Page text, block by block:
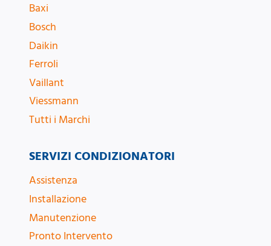
Baxi
Bosch
Daikin
Ferroli
Vaillant
Viessmann
Tutti i Marchi
SERVIZI CONDIZIONATORI
Assistenza
Installazione
Manutenzione
Pronto Intervento